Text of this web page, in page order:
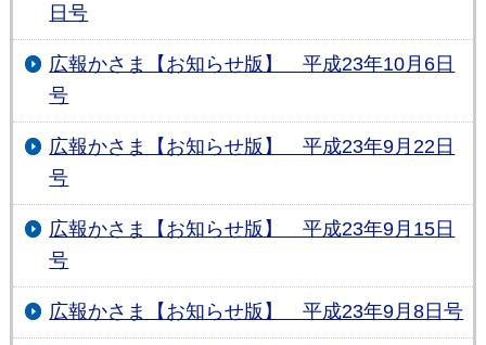
日号
広報かさま【お知らせ版】 平成23年10月6日
号
広報かさま【お知らせ版】 平成23年9月22日
号
広報かさま【お知らせ版】 平成23年9月15日
号
広報かさま【お知らせ版】 平成23年9月8日号